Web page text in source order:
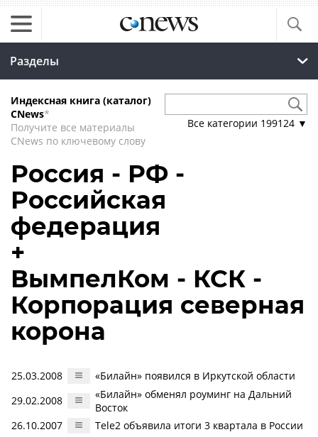
Разделы
Индексная книга (каталог)
CNews*
Получите все материалы
CNews по ключевому слову
Все категории 199124 ▼
Россия - РФ -
Российская
федерация
+
ВымпелКом - КСК -
Корпорация северная
корона
25.03.2008
«Билайн» появился в Иркутской области
29.02.2008
«Билайн» обменял роуминг на Дальний
Восток
26.10.2007
Tele2 объявила итоги 3 квартала в России